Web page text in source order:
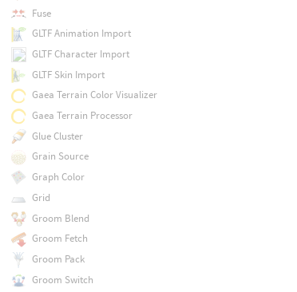
Fuse
GLTF Animation Import
GLTF Character Import
GLTF Skin Import
Gaea Terrain Color Visualizer
Gaea Terrain Processor
Glue Cluster
Grain Source
Graph Color
Grid
Groom Blend
Groom Fetch
Groom Pack
Groom Switch